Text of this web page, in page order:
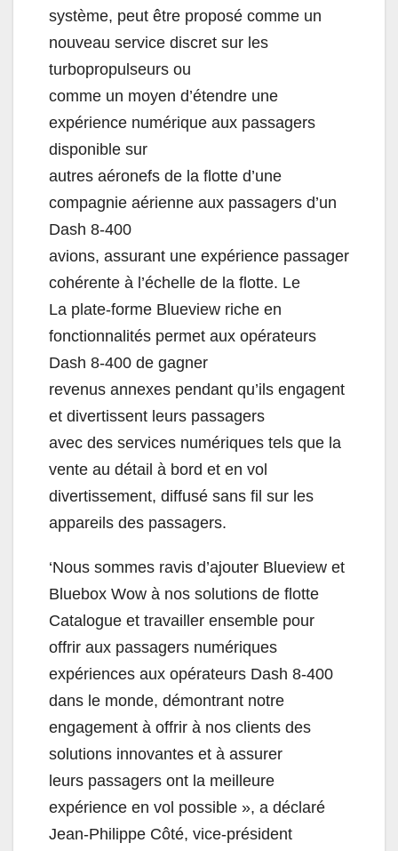
système, peut être proposé comme un
nouveau service discret sur les
turbopropulseurs ou
comme un moyen d’étendre une
expérience numérique aux passagers
disponible sur
autres aéronefs de la flotte d’une
compagnie aérienne aux passagers d’un
Dash 8-400
avions, assurant une expérience passager
cohérente à l’échelle de la flotte. Le
La plate-forme Blueview riche en
fonctionnalités permet aux opérateurs
Dash 8-400 de gagner
revenus annexes pendant qu’ils engagent
et divertissent leurs passagers
avec des services numériques tels que la
vente au détail à bord et en vol
divertissement, diffusé sans fil sur les
appareils des passagers.
‘Nous sommes ravis d’ajouter Blueview et
Bluebox Wow à nos solutions de flotte
Catalogue et travailler ensemble pour
offrir aux passagers numériques
expériences aux opérateurs Dash 8-400
dans le monde, démontrant notre
engagement à offrir à nos clients des
solutions innovantes et à assurer
leurs passagers ont la meilleure
expérience en vol possible », a déclaré
Jean-Philippe Côté, vice-président